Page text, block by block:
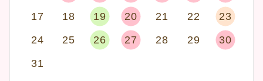
17
18 19 20 21 22
23
24
25 26 27 28 29
30
31